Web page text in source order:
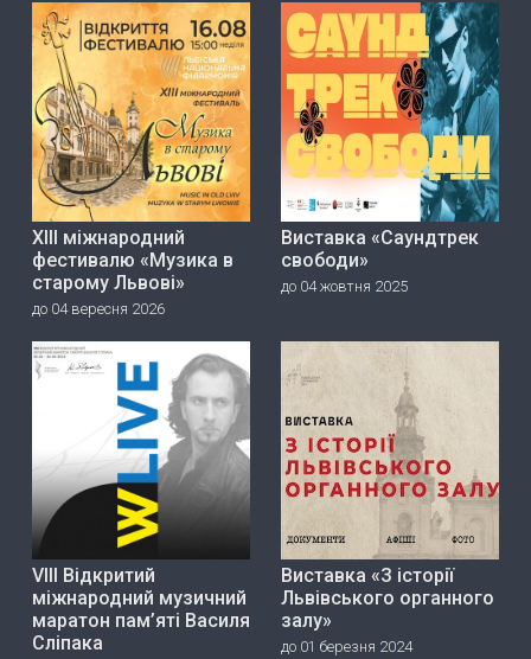
ХІІІ міжнародний
фестивалю «Музика в
старому Львові»
до 04 вересня 2026
Виставка «Саундтрек
свободи»
до 04 жовтня 2025
VIII Відкритий
міжнародний музичний
маратон пам’яті Василя
Сліпака
Виставка «З історії
Львівського органного
залу»
до 01 березня 2024